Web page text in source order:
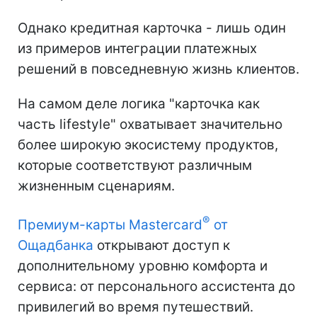
Однако кредитная карточка - лишь один
из примеров интеграции платежных
решений в повседневную жизнь клиентов.
На самом деле логика "карточка как
часть lifestyle" охватывает значительно
более широкую экосистему продуктов,
которые соответствуют различным
жизненным сценариям.
Премиум-карты Mastercard® от
Ощадбанка открывают доступ к
дополнительному уровню комфорта и
сервиса: от персонального ассистента до
привилегий во время путешествий.